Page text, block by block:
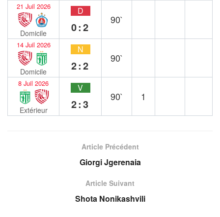
21 Juil 2026
Domicile
D
0:2
90`
14 Juil 2026
Domicile
N
2:2
90`
8 Juil 2026
Extérieur
V
2:3
90` 1
Article Précédent
Giorgi Jgerenaia
Article Suivant
Shota Nonikashvili